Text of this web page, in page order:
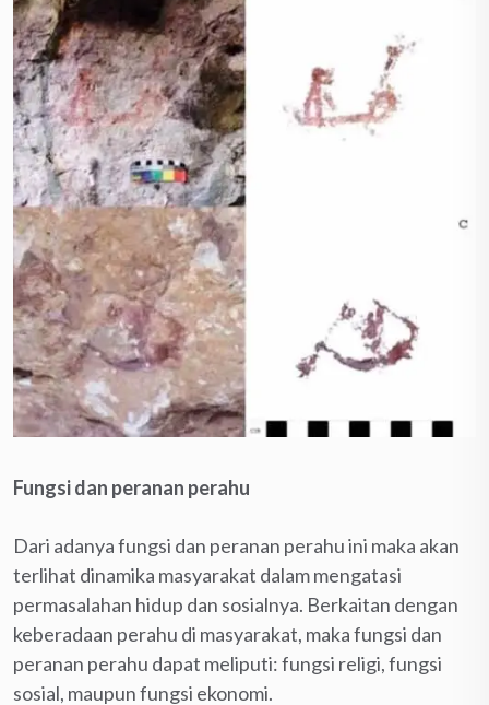
Fungsi dan peranan perahu
Dari adanya fungsi dan peranan perahu ini maka akan
terlihat dinamika masyarakat dalam mengatasi
permasalahan hidup dan sosialnya. Berkaitan dengan
keberadaan perahu di masyarakat, maka fungsi dan
peranan perahu dapat meliputi: fungsi religi, fungsi
sosial, maupun fungsi ekonomi.